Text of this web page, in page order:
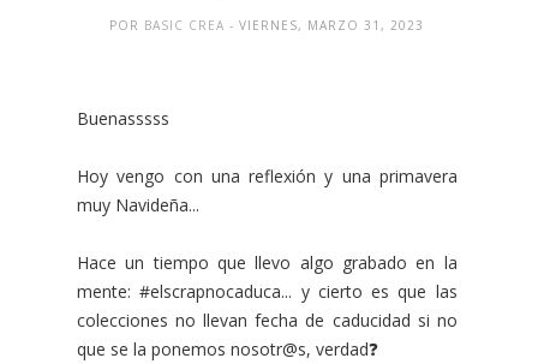
POR BASIC CREA- VIERNES, MARZO 31, 2023
Buenasssss
Hoy vengo con una reflexión y una primavera
muy Navideña...
Hace un tiempo que llevo algo grabado en la
mente: #elscrapnocaduca... y cierto es que las
colecciones no llevan fecha de caducidad si no
que se la ponemos nosotr@s, verdad❓